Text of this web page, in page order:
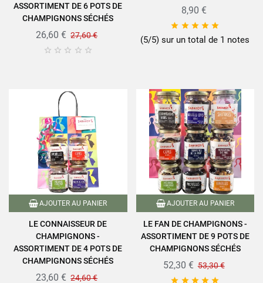
ASSORTIMENT DE 6 POTS DE
CHAMPIGNONS SÉCHÉS
26,60 € 27,60 €
    
8,90 €
    
(5/5) sur un total de 1 notes
AJOUTER AU PANIER
LE CONNAISSEUR DE
CHAMPIGNONS -
ASSORTIMENT DE 4 POTS DE
CHAMPIGNONS SÉCHÉS
23,60 € 24,60 €
AJOUTER AU PANIER
LE FAN DE CHAMPIGNONS -
ASSORTIMENT DE 9 POTS DE
CHAMPIGNONS SÉCHÉS
52,30 € 53,30 €
    